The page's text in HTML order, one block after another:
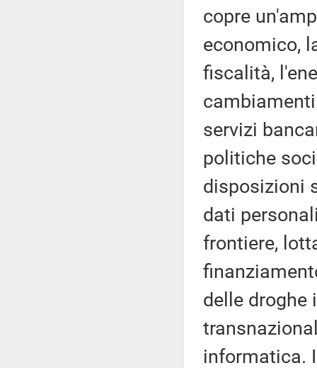
copre
economico,
fiscalità,
servizi
politiche
disposizioni
dati
frontiere,
delle droghe
informatica.